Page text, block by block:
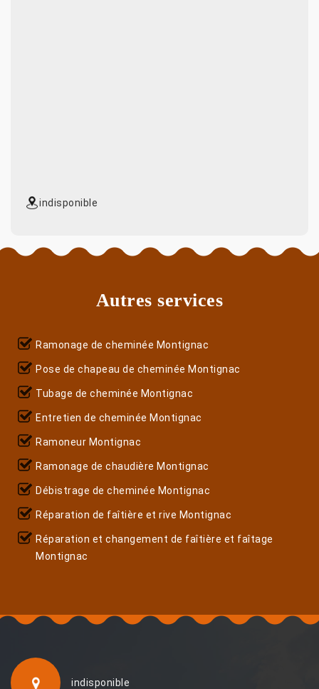
indisponible
Autres services
Ramonage de cheminée Montignac
Pose de chapeau de cheminée Montignac
Tubage de cheminée Montignac
Entretien de cheminée Montignac
Ramoneur Montignac
Ramonage de chaudière Montignac
Débistrage de cheminée Montignac
Réparation de faîtière et rive Montignac
Réparation et changement de faîtière et faîtage
Montignac
indisponible